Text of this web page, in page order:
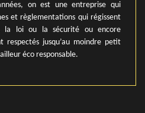
on est une entreprise qui
et règlementations qui régissent
la loi ou la sécurité ou encore
respectés jusqu’au moindre petit
éco responsable.